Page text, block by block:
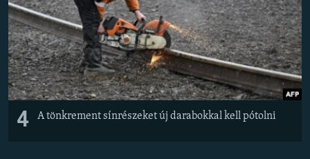
4 A tönkrement sínrészeket új darabokkal kell pótolni